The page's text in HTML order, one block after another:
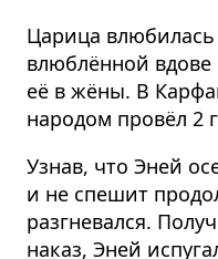
Царица влюбилась
влюблённой
её в жёны. В
народом провёл 2
Узнав, что Эней
и не спешит
разгневался.
наказ, Эней